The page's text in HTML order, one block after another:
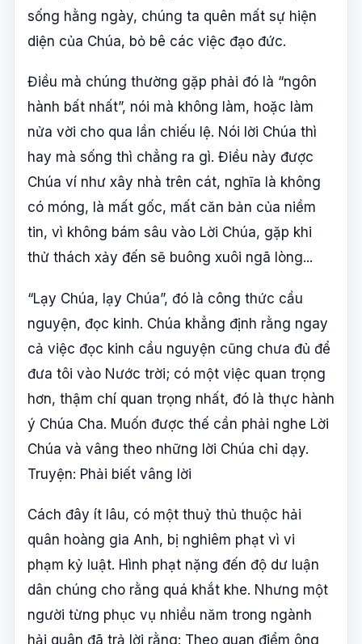
sống hằng ngày, chúng ta quên mất sự hiện
diện của Chúa, bỏ bê các việc đạo đức.
Điều mà chúng thường gặp phải đó là “ngôn
hành bất nhất”, nói mà không làm, hoặc làm
nửa vời cho qua lần chiếu lệ. Nói lời Chúa thì
hay mà sống thì chẳng ra gì. Điều này được
Chúa ví như xây nhà trên cát, nghĩa là không
có móng, là mất gốc, mất căn bản của niềm
tin, vì không bám sâu vào Lời Chúa, gặp khi
thử thách xảy đến sẽ buông xuôi ngã lòng...
“Lạy Chúa, lạy Chúa”, đó là công thức cầu
nguyện, đọc kinh. Chúa khẳng định rằng ngay
cả việc đọc kinh cầu nguyện cũng chưa đủ để
đưa tôi vào Nước trời; có một việc quan trọng
hơn, thậm chí quan trọng nhất, đó là thực hành
ý Chúa Cha. Muốn được thế cần phải nghe Lời
Chúa và vâng theo những lời Chúa chỉ dạy.
Truyện: Phải biết vâng lời
Cách đây ít lâu, có một thuỷ thủ thuộc hải
quân hoàng gia Anh, bị nghiêm phạt vì vi
phạm kỷ luật. Hình phạt nặng đến độ dư luận
dân chúng cho rằng quá khắt khe. Nhưng một
người từng phục vụ nhiều năm trong ngành
hải quân đã trả lời rằng: Theo quan điểm ông